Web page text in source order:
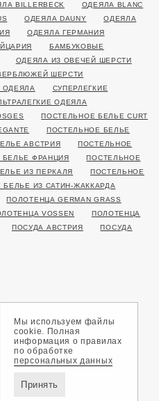
BILLERBECK
ОДЕЯЛА BLANC
ОДЕЯЛА DAUNY
ОДЕЯЛА
ОДЕЯЛА ГЕРМАНИЯ
БАМБУКОВЫЕ
ОДЕЯЛА ИЗ ОВЕЧЕЙ ШЕРСТИ
ШЕРСТИ
ОДЕЯЛА
СУПЕРЛЕГКИЕ
ОДЕЯЛА
ПОСТЕЛЬНОЕ БЕЛЬЕ CURT
ПОСТЕЛЬНОЕ БЕЛЬЕ
АВСТРИЯ
ПОСТЕЛЬНОЕ
ФРАНЦИЯ
ПОСТЕЛЬНОЕ
ИЗ ПЕРКАЛЯ
ПОСТЕЛЬНОЕ
ИЗ САТИН-ЖАККАРДА
ПОЛОТЕНЦА GERMAN GRASS
VOSSEN
ПОЛОТЕНЦА
ПОСУДА АВСТРИЯ
ПОСУДА
Мы используем файлы
cookie. Полная
информация о правилах
по обработке
персональных данных
Принять